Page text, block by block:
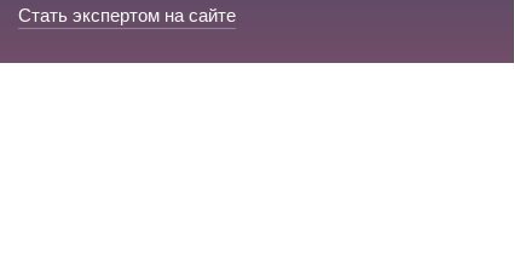
Стать экспертом на сайте